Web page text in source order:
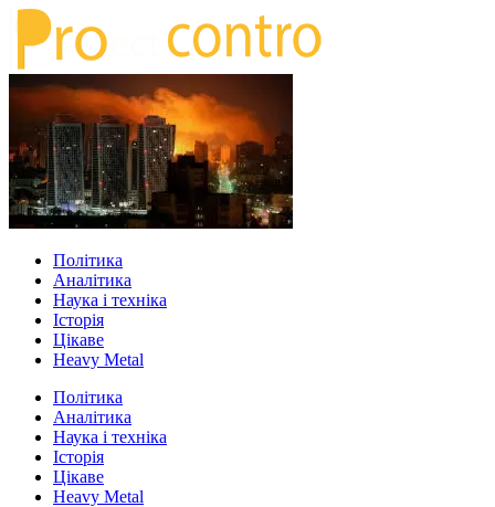
Політика
Аналітика
Наука і техніка
Історія
Цікаве
Heavy Metal
Політика
Аналітика
Наука і техніка
Історія
Цікаве
Heavy Metal